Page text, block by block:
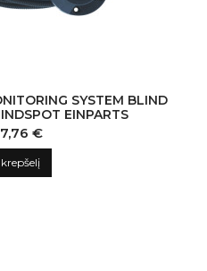
SYSTEM BLIND
EINPARTS
€